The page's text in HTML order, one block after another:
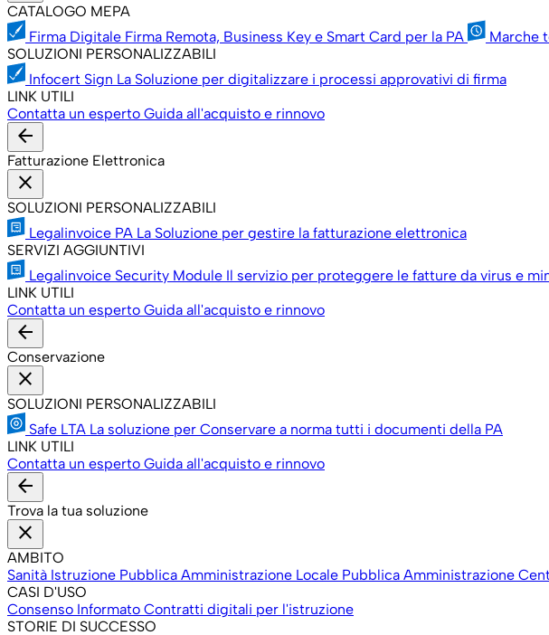
CATALOGO MEPA
Firma Digitale Firma Remota, Business Key e Smart Card per la PA Marche
SOLUZIONI PERSONALIZZABILI
Infocert Sign La Soluzione per digitalizzare i processi approvativi di firma
LINK UTILI
Contatta un esperto Guida all'acquisto e rinnovo
arrow_back
Fatturazione Elettronica
close
SOLUZIONI PERSONALIZZABILI
Legalinvoice PA La Soluzione per gestire la fatturazione elettronica
SERVIZI AGGIUNTIVI
Legalinvoice Security Module Il servizio per proteggere le fatture da virus e
LINK UTILI
Contatta un esperto Guida all'acquisto e rinnovo
arrow_back
Conservazione
close
SOLUZIONI PERSONALIZZABILI
Safe LTA La soluzione per Conservare a norma tutti i documenti della PA
LINK UTILI
Contatta un esperto Guida all'acquisto e rinnovo
arrow_back
Trova la tua soluzione
close
AMBITO
Sanità Istruzione Pubblica Amministrazione Locale Pubblica Amministrazione
CASI D'USO
Consenso Informato Contratti digitali per l'istruzione
STORIE DI SUCCESSO